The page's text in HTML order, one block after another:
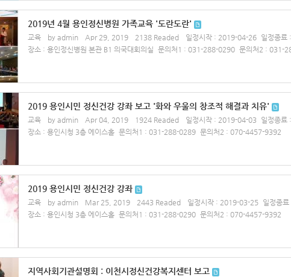
2019년 4월 용인정신병원 가족교육 '도란도란'
교육 by admin Apr 29, 2019 2138 Readed 일정시작 : 2019-04-26
일정종
장소 : 용인정신병원 본관 B1 의국대회의실 문의처1 : 031-288-0290 문의처2 : 031-
2019 용인시민 정신건강 강좌 보고 '화와 우울의 창조적 해결과 치유'
교육 by admin Apr 04, 2019 1924 Readed 일정시작 : 2019-04-03
일정종
장소 : 용인시청 3층 에이스홀 문의처1 : 031-288-0289 문의처2 : 070-4457-9392
2019 용인시민 정신건강 강좌
교육 by admin Mar 25, 2019 2443 Readed 일정시작 : 2019-03-25
일정종
장소 : 용인시청 3층 에이스홀 문의처1 : 031-288-0290 문의처2 : 070-4457-9392
지역사회기관설명회 : 이천시정신건강복지센터 보고